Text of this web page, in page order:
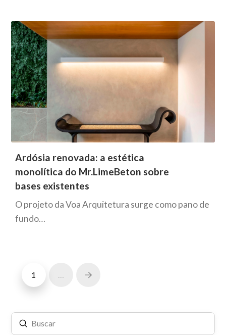
Ardósia renovada: a estética
monolítica do Mr.LimeBeton sobre
bases existentes
O projeto da Voa Arquitetura surge como pano de
fundo…
1 Next
Buscar
Enviar